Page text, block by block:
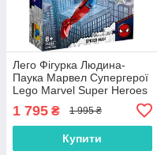
Лего Фігурка Людина-
Паука Марвел Супергерої
Lego Marvel Super Heroes
1 795 ₴ 1 995 ₴
Купити